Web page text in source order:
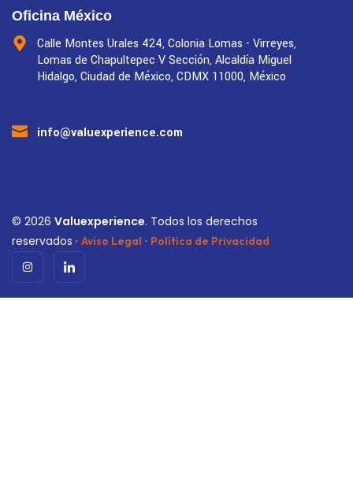
Oficina México
Calle Montes Urales 424, Colonia Lomas - Virreyes,
Lomas de Chapultepec V Sección, Alcaldía Miguel
Hidalgo, Ciudad de México, CDMX 11000, México
info@valuexperience.com
© 2026 Valuexperience. Todos los derechos
reservados · Aviso Legal · Política de Privacidad